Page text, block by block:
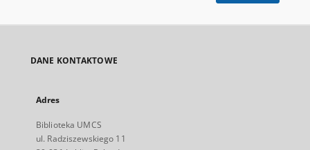
DANE KONTAKTOWE
Adres
Biblioteka UMCS
ul. Radziszewskiego 11